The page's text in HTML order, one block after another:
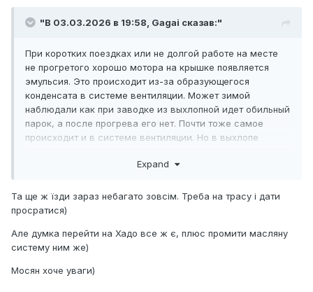
"В 03.03.2026 в 19:58, Gagai сказав:"
При коротких поездках или не долгой работе на месте
не прогретого хорошо мотора на крышке появляется
эмульсия. Это происходит из-за образующегося
конденсата в системе вентиляции. Может зимой
наблюдали как при заводке из выхлопной идет обильный
парок, а после прогрева его нет. Почти тоже самое
происходит и в системе вентиляции. Но в выхлопе
градусов, а в движке это длительный процесс при 80-90
на прогретом моторе. Это происходит на любых маслах.
Страшного ничего в этом нет. В зимний период это
Expand
Та ще ж їзди зараз небагато зовсім. Треба на трасу і дати
просратися)
Але думка перейти на Хадо все ж є, плюс промити масляну
систему ним же)
Мосян хоче уваги)